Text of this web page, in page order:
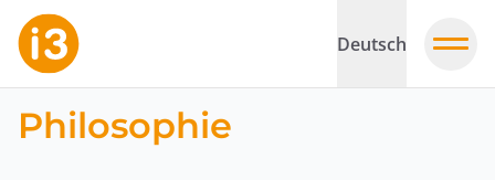
Deutsch
Philosophie